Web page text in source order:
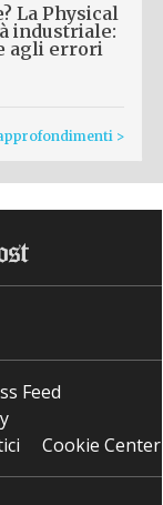
La Physical
industriale:
agli errori
>
Feed
Cookie Center